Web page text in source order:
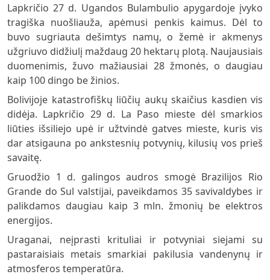
Lapkričio 27 d. Ugandos Bulambulio apygardoje įvyko
tragiška nuošliauža, apėmusi penkis kaimus. Dėl to
buvo sugriauta dešimtys namų, o žemė ir akmenys
užgriuvo didžiulį maždaug 20 hektarų plotą. Naujausiais
duomenimis, žuvo mažiausiai 28 žmonės, o daugiau
kaip 100 dingo be žinios.
Bolivijoje katastrofiškų liūčių aukų skaičius kasdien vis
didėja. Lapkričio 29 d. La Paso mieste dėl smarkios
liūties išsiliejo upė ir užtvindė gatves mieste, kuris vis
dar atsigauna po ankstesnių potvynių, kilusių vos prieš
savaitę.
Gruodžio 1 d. galingos audros smogė Brazilijos Rio
Grande do Sul valstijai, paveikdamos 35 savivaldybes ir
palikdamos daugiau kaip 3 mln. žmonių be elektros
energijos.
Uraganai, neįprasti krituliai ir potvyniai siejami su
pastaraisiais metais smarkiai pakilusia vandenynų ir
atmosferos temperatūra.